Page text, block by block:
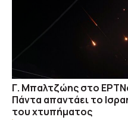
Γ. Μπαλτζώης στο
Πάντα απαντάει το
του χτυπήματος